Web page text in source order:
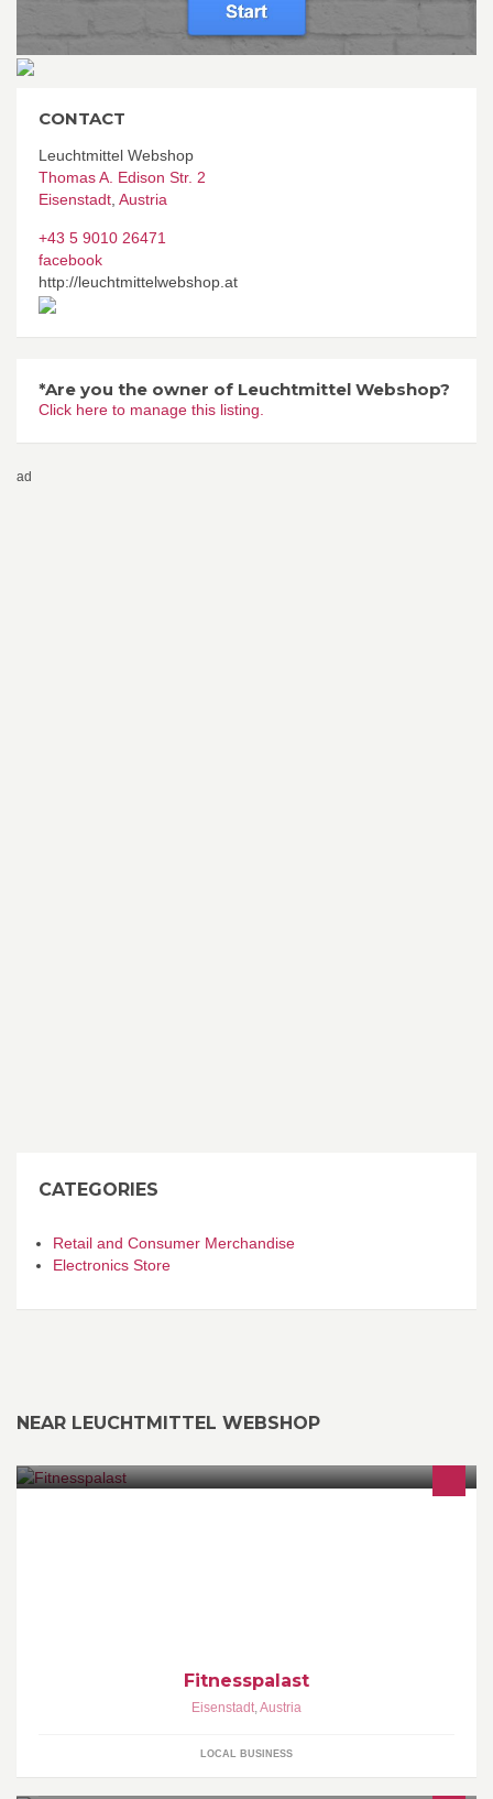
CONTACT
Leuchtmittel Webshop
Thomas A. Edison Str. 2
Eisenstadt Austria
+43 5 9010 26471
facebook
http://leuchtmittelwebshop.at
*Are you the owner of Leuchtmittel Webshop?
Click here to manage this listing.
ad
CATEGORIES
Retail and Consumer Merchandise
Electronics Store
NEAR LEUCHTMITTEL WEBSHOP
Fitnesspalast
Eisenstadt,Austria
LOCAL BUSINESS